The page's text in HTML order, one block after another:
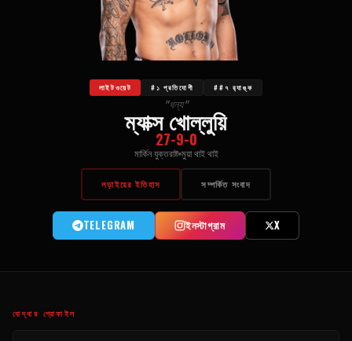
লাইটওয়েট #১ প্রতিযোগী ##৭ র‍্যাঙ্ক
"ধন্য"
ম্যাক্স খোল্লুয়ি
27-9-0
মার্কিন যুক্তরাষ্ট মুয়া থাই থাই
লড়াইয়ের ইতিহাস সম্পর্কিত সংবাদ
TELEGRAM ইনস্টাগ্রাম X
যোদ্ধার প্রোফাইল